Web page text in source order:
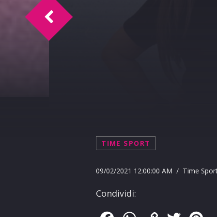
TIME SPORT
09/02/2021 12:00:00 AM / Time
Condividi:
Doc Time intervista Mario Biondi 9-2-